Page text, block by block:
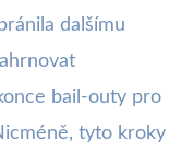
dalšímu
bail-outy pro
tyto kroky